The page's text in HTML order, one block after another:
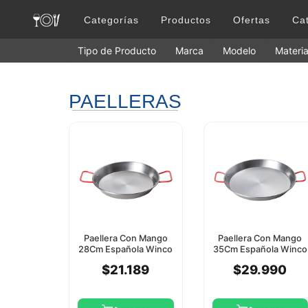
Categorías Productos Ofertas
Tipo de Producto Marca Modelo
PAELLERAS
Paellera Con Mango
28Cm Española Winco
$21.189
Paellera Con Mango
35Cm Española Winco
$29.990